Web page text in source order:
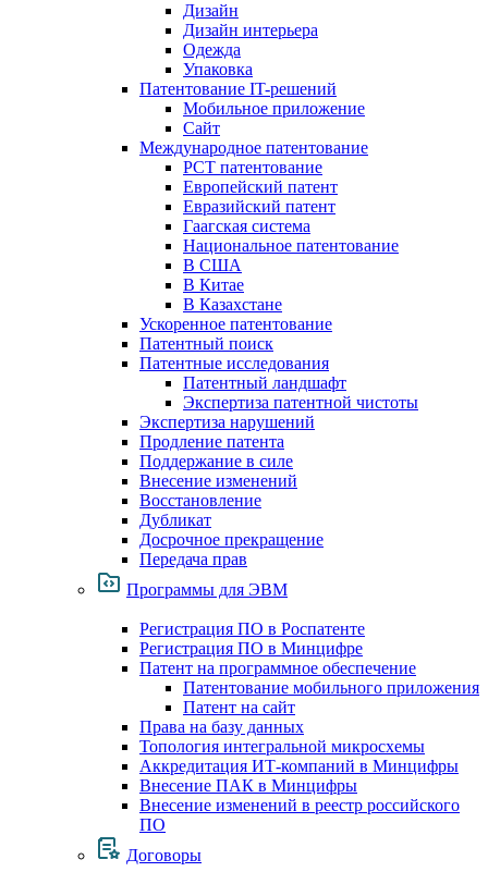
Дизайн
Дизайн интерьера
Одежда
Упаковка
Патентование IT-решений
Мобильное приложение
Сайт
Международное патентование
PCT патентование
Европейский патент
Евразийский патент
Гаагская система
Национальное патентование
В США
В Китае
В Казахстане
Ускоренное патентование
Патентный поиск
Патентные исследования
Патентный ландшафт
Экспертиза патентной чистоты
Экспертиза нарушений
Продление патента
Поддержание в силе
Внесение изменений
Восстановление
Дубликат
Досрочное прекращение
Передача прав
Программы для ЭВМ
Регистрация ПО в Роспатенте
Регистрация ПО в Минцифре
Патент на программное обеспечение
Патентование мобильного приложения
Патент на сайт
Права на базу данных
Топология интегральной микросхемы
Аккредитация ИТ-компаний в Минцифры
Внесение ПАК в Минцифры
Внесение изменений в реестр российского
ПО
Договоры